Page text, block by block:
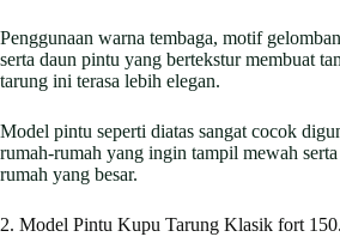
Penggunaan warna tembaga, motif
serta daun pintu yang bertekstur membuat
tarung ini terasa lebih elegan.
Model pintu seperti diatas sangat cocok
rumah-rumah yang ingin tampil mewah
rumah yang besar.
2. Model Pintu Kupu Tarung Klasik fort